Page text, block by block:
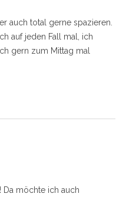
auch total gerne spazieren.
auf jeden Fall mal, ich
gern zum Mittag mal
Da möchte ich auch